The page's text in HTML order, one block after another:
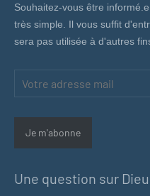
Souhaitez-vous être
très simple. Il vous suffit
sera pas utilisée à d'autres
Je m'abonne
Une question sur